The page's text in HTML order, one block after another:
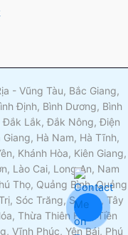
- Vũng Tàu, Bắc Giang,
Định, Bình Dương, Bình
Đắk Lắk, Đắk Nông, Điện
Hà Nam, Hà Tĩnh,
Khánh Hòa, Kiên Giang,
Lào Cai, Long An, Nam
Thọ, Quảng Bình, Quảng
Sóc Trăng, Sơn La, Tây
Thừa Thiên Huế, Tiền
Vĩnh Phúc, Yên Bái, Phú